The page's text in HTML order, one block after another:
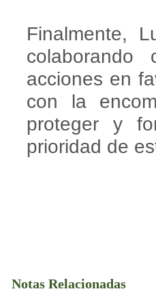
Finalmente,
acciones en
con la
proteger y
prioridad de
Notas Relacionadas